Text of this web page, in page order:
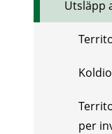
Utsläpp
per